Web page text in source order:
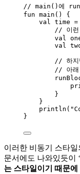
// main()에
fun main () {
val time =
// 이런
val
val
// 하지
// 아래
}
}
println (
}
이러한 비동기 스타
문서에도 나와있듯이 ‘
는 스타일이기 때문